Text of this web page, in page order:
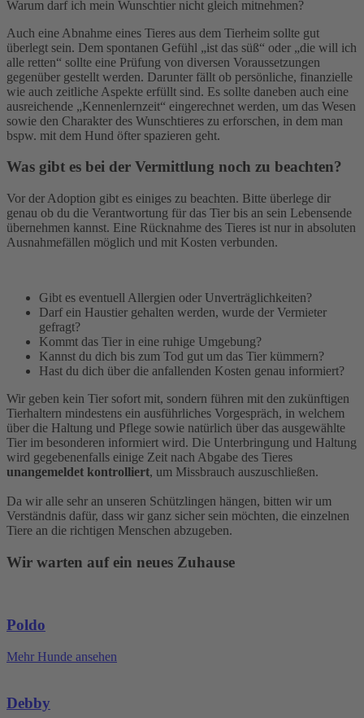
Warum darf ich mein Wunschtier nicht gleich mitnehmen?
Auch eine Abnahme eines Tieres aus dem Tierheim sollte gut
überlegt sein. Dem spontanen Gefühl „ist das süß“ oder „die will ich
alle retten“ sollte eine Prüfung von diversen Voraussetzungen
gegenüber gestellt werden. Darunter fällt ob persönliche, finanzielle
wie auch zeitliche Aspekte erfüllt sind. Es sollte daneben auch eine
ausreichende „Kennenlernzeit“ eingerechnet werden, um das Wesen
sowie den Charakter des Wunschtieres zu erforschen, in dem man
bspw. mit dem Hund öfter spazieren geht.
Was gibt es bei der Vermittlung noch zu beachten?
Vor der Adoption gibt es einiges zu beachten. Bitte überlege dir
genau ob du die Verantwortung für das Tier bis an sein Lebensende
übernehmen kannst. Eine Rücknahme des Tieres ist nur in absoluten
Ausnahmefällen möglich und mit Kosten verbunden.
Gibt es eventuell Allergien oder Unverträglichkeiten?
Darf ein Haustier gehalten werden, wurde der Vermieter
gefragt?
Kommt das Tier in eine ruhige Umgebung?
Kannst du dich bis zum Tod gut um das Tier kümmern?
Hast du dich über die anfallenden Kosten genau informiert?
Wir geben kein Tier sofort mit, sondern führen mit den zukünftigen
Tierhaltern mindestens ein ausführliches Vorgespräch, in welchem
über die Haltung und Pflege sowie natürlich über das ausgewählte
Tier im besonderen informiert wird. Die Unterbringung und Haltung
wird gegebenenfalls einige Zeit nach Abgabe des Tieres
unangemeldet kontrolliert, um Missbrauch auszuschließen.
Da wir alle sehr an unseren Schützlingen hängen, bitten wir um
Verständnis dafür, dass wir ganz sicher sein möchten, die einzelnen
Tiere an die richtigen Menschen abzugeben.
Wir warten auf ein neues Zuhause
Poldo
Mehr Hunde ansehen
Debby